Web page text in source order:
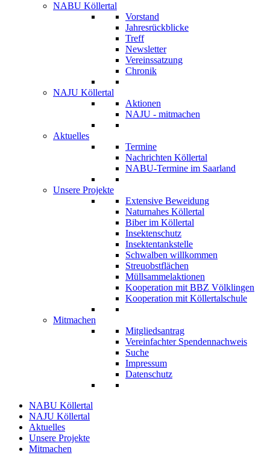
NABU Köllertal
Vorstand
Jahresrückblicke
Treff
Newsletter
Vereinssatzung
Chronik
NAJU Köllertal
Aktionen
NAJU - mitmachen
Aktuelles
Termine
Nachrichten Köllertal
NABU-Termine im Saarland
Unsere Projekte
Extensive Beweidung
Naturnahes Köllertal
Biber im Köllertal
Insektenschutz
Insektentankstelle
Schwalben willkommen
Streuobstflächen
Müllsammelaktionen
Kooperation mit BBZ Völklingen
Kooperation mit Köllertalschule
Mitmachen
Mitgliedsantrag
Vereinfachter Spendennachweis
Suche
Impressum
Datenschutz
NABU Köllertal
NAJU Köllertal
Aktuelles
Unsere Projekte
Mitmachen